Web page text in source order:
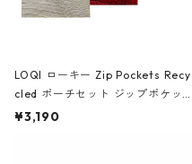
LOQI ローキー Zip Pockets Recy
cled ポーチセット ジップポケット
ファスナーポーチ 撥水加工 トラベ
¥3,190